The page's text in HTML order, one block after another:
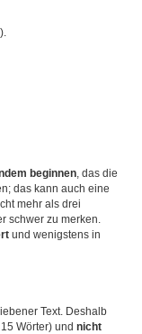
beginnen, das die
das kann auch eine
mehr als drei
schwer zu merken.
und wenigstens in
Text. Deshalb
Wörter) und nicht